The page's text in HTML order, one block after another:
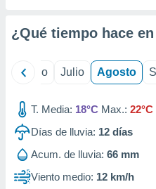
mediante
publicidad
¿Qué tiempo hace
Junio Julio Agosto
T. Media: 18°C Max.: 22°C
Días de lluvia: 12 días
Acum. de lluvia: 66 mm
Viento medio: 12 km/h